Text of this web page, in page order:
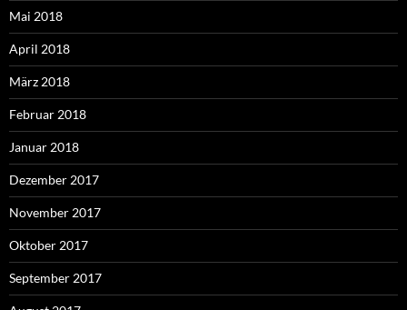
Mai 2018
April 2018
März 2018
Februar 2018
Januar 2018
Dezember 2017
November 2017
Oktober 2017
September 2017